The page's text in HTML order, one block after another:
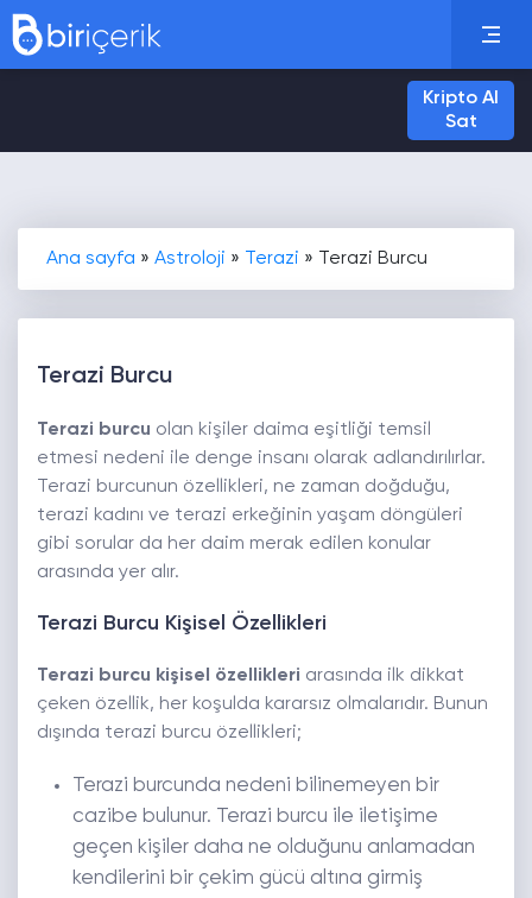
Kripto Al
Sat
Ana sayfa » Astroloji » Terazi » Terazi Burcu
Terazi Burcu
Terazi burcu olan kişiler daima eşitliği temsil
etmesi nedeni ile denge insanı olarak adlandırılırlar.
Terazi burcunun özellikleri, ne zaman doğduğu,
terazi kadını ve terazi erkeğinin yaşam döngüleri
gibi sorular da her daim merak edilen konular
arasında yer alır.
Terazi Burcu Kişisel Özellikleri
Terazi burcu kişisel özellikleri arasında ilk dikkat
çeken özellik, her koşulda kararsız olmalarıdır. Bunun
dışında terazi burcu özellikleri;
Terazi burcunda nedeni bilinemeyen bir
cazibe bulunur. Terazi burcu ile iletişime
geçen kişiler daha ne olduğunu anlamadan
kendilerini bir çekim gücü altına girmiş